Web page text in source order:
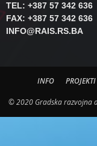
TEL: +387 57 342 636
FAX: +387 57 342 636
INFO@RAIS.RS.BA
INFO PROJEKTI
© 2020 Gradska razvojna